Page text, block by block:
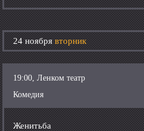
24 ноябрявторник
19:00, Ленком театр
Комедия
Женитьба